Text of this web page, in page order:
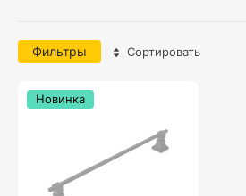
Фильтры Сортировать
Новинка